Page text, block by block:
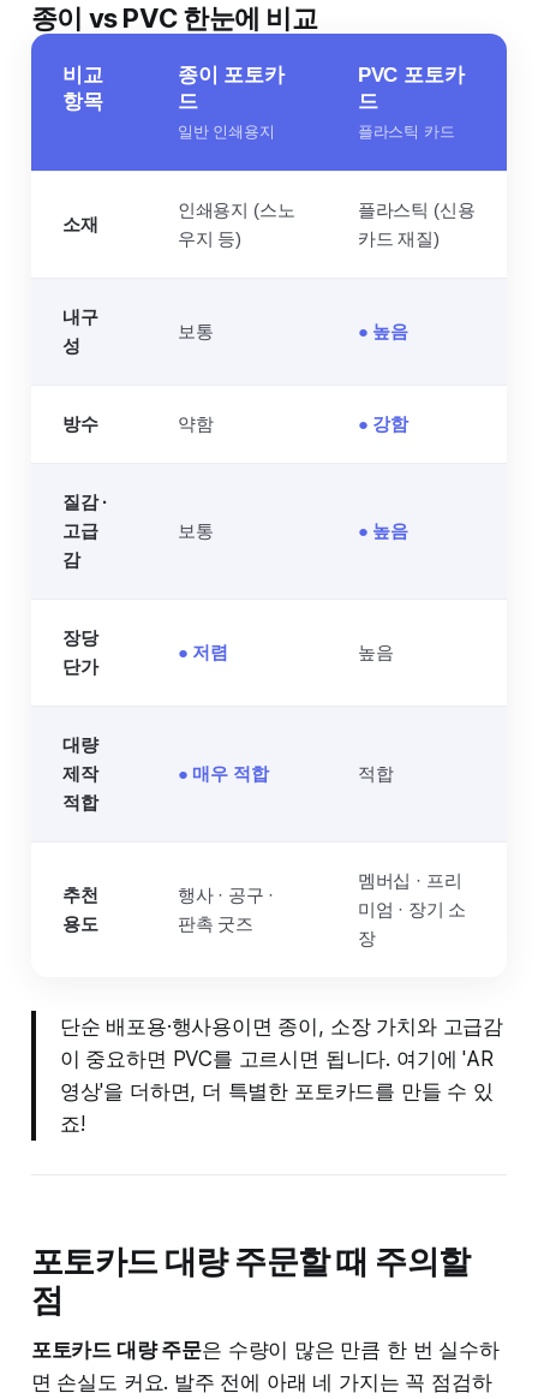
종이 vs PVC 한눈에 비교
비교
항목
종이 포토카
드
일반 인쇄용지
PVC 포토카
드
플라스틱 카드
소재
인쇄용지 (스노
우지 등)
플라스틱 (신용
카드 재질)
내구
성
보통 ● 높음
방수 약함 ● 강함
질감 ·
고급
감
보통 ● 높음
장당
단가
● 저렴 높음
대량
제작
적합
● 매우 적합 적합
추천
용도
행사 · 공구 ·
판촉 굿즈
멤버십 · 프리
미엄 · 장기 소
장
단순 배포용·행사용이면 종이, 소장 가치와 고급감
이 중요하면 PVC를 고르시면 됩니다. 여기에 'AR
영상'을 더하면, 더 특별한 포토카드를 만들 수 있
죠!
포토카드 대량 주문할 때 주의할
점
포토카드 대량 주문은 수량이 많은 만큼 한 번 실수하
면 손실도 커요. 발주 전에 아래 네 가지는 꼭 점검하